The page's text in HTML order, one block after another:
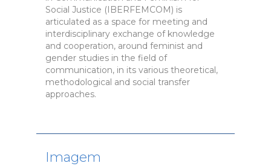
Social Justice (IBERFEMCOM) is
articulated as a space for meeting and
interdisciplinary exchange of knowledge
and cooperation, around feminist and
gender studies in the field of
communication, in its various theoretical,
methodological and social transfer
approaches.
Imagem